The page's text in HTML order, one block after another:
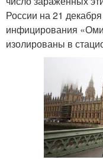
России на 21
инфицирования
изолированы в